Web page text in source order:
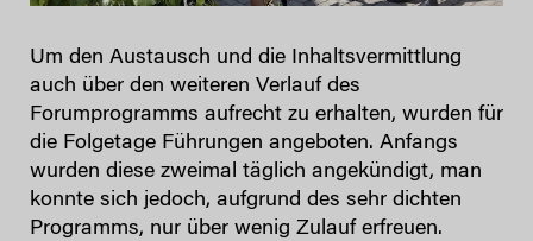
Um den Austausch und die Inhaltsvermittlung
auch über den weiteren Verlauf des
Forumprogramms aufrecht zu erhalten, wurden für
die Folgetage Führungen angeboten. Anfangs
wurden diese zweimal täglich angekündigt, man
konnte sich jedoch, aufgrund des sehr dichten
Programms, nur über wenig Zulauf erfreuen.